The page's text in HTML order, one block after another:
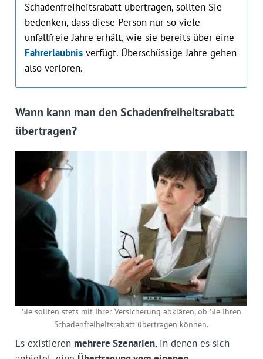
Schadenfreiheitsrabatt übertragen, sollten Sie
bedenken, dass diese Person nur so viele
unfallfreie Jahre erhält, wie sie bereits über eine
Fahrerlaubnisverfügt. Überschüssige Jahre gehen
also verloren.
Wann kann man den Schadenfreiheitsrabatt
übertragen?
Sie sollten stets mit Ihrer Versicherung abklären, ob Sie Ihren
Schadenfreiheits­rabatt übertragen können.
Es existieren mehrere Szenarien, in denen es sich